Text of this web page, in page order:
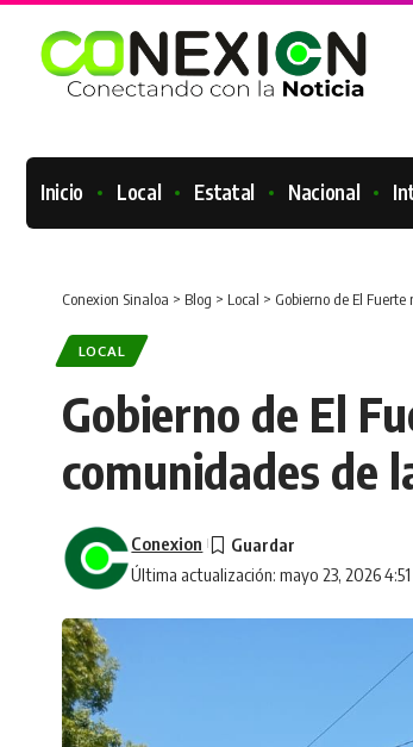
Inicio Local Estatal Nacional
Conexion Sinaloa > Blog > Local > Gobierno de El
LOCAL
Gobierno de El
comunidades de
Última actualización: mayo 23, 2026
Conexion